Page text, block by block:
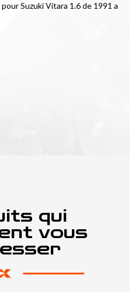
Suzuki Vitara 1.6 de 1991 a
qui
vous